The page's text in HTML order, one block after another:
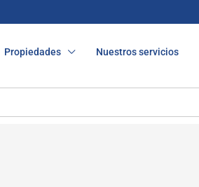
Propiedades Nuestros servicios